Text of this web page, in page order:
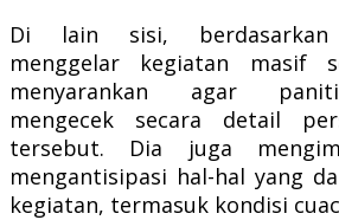
Di lain sisi, berdasarkan
menggelar kegiatan masif
menyarankan agar
mengecek secara detail
tersebut. Dia juga
mengantisipasi hal-hal yang
kegiatan, termasuk kondisi